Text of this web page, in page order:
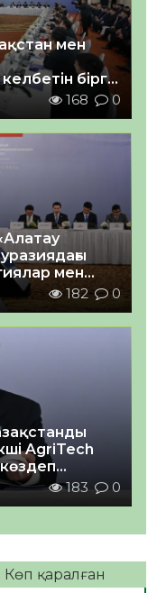
мен
бірге
сенім168 0
мен
орталығы
182 0
AgriTech
183 0
Көп қаралған